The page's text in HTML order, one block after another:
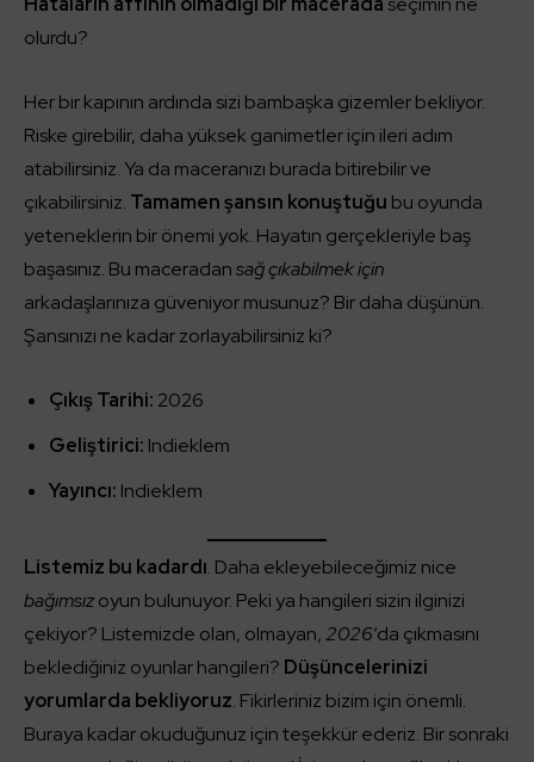
olurdu?
Her bir kapının ardında sizi bambaşka gizemler bekliyor.
Riske girebilir, daha yüksek ganimetler için ileri adım
atabilirsiniz. Ya da maceranızı burada bitirebilir ve
çıkabilirsiniz. Tamamen şansın konuştuğu bu oyunda
yeteneklerin bir önemi yok. Hayatın gerçekleriyle baş
başasınız. Bu maceradansağ çıkabilmek için
arkadaşlarınıza güveniyor musunuz? Bir daha düşünün.
Şansınızı ne kadar zorlayabilirsiniz ki?
Çıkış Tarihi: 2026
Geliştirici: Indieklem
Yayıncı: Indieklem
Listemiz bu kadardı. Daha ekleyebileceğimiz nice
bağımsızoyun bulunuyor. Peki ya hangileri sizin ilginizi
çekiyor? Listemizde olan, olmayan,2026‘da çıkmasını
beklediğiniz oyunlar hangileri? Düşüncelerinizi
yorumlarda bekliyoruz. Fikirleriniz bizim için önemli.
Buraya kadar okuduğunuz için teşekkür ederiz. Bir sonraki